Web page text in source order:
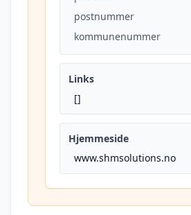
postnummer
kommunenummer
Links
[]
Hjemmeside
www.shmsolutions.no